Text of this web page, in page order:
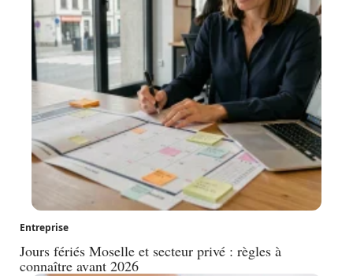
Entreprise
Jours fériés Moselle et secteur privé : règles à
connaître avant 2026